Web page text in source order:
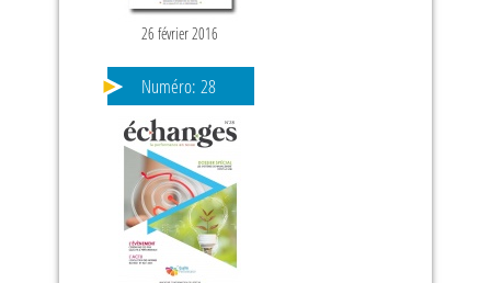
26 février 2016
Numéro: 28